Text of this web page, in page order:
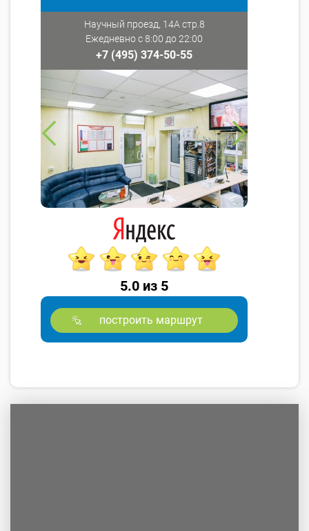
Научный проезд, 14А стр.8
Ежедневно с 8:00 до 22:00
+7 (495) 374-50-55
5.0 из 5
построить маршрут